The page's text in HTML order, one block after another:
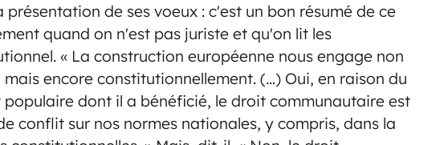
de ses voeux : c'est un bon résumé de ce
quand on n'est pas juriste et qu'on lit les
« La construction européenne nous engage non
encore constitutionnellement. (…) Oui, en raison du
dont il a bénéficié, le droit communautaire est
conflit sur nos normes nationales, y compris, dans la